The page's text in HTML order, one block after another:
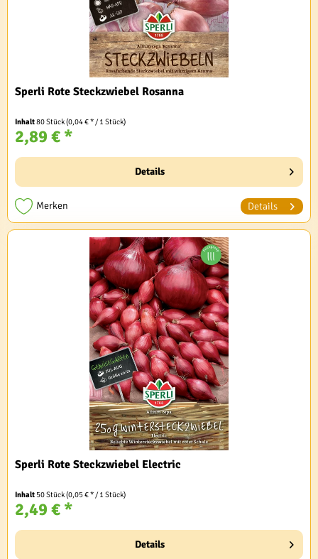
Sperli Rote Steckzwiebel Rosanna
Inhalt80 Stück(0,04 € * / 1 Stück)
2,89 € *
Details
Merken Details
Sperli Rote Steckzwiebel Electric
Inhalt 50 Stück(0,05 € * / 1 Stück)
2,49 € *
Details